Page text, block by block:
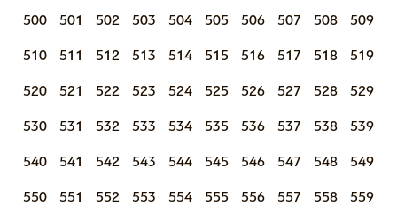
500 501 502 503 504 505 506 507 508 509
510 511 512 513 514 515 516 517 518 519
520 521 522 523 524 525 526 527 528 529
530 531 532 533 534 535 536 537 538 539
540 541 542 543 544 545 546 547 548 549
550 551 552 553 554 555 556 557 558 559